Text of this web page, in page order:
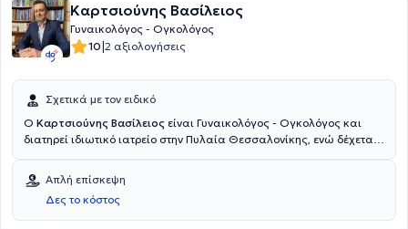
Καρτσιούνης Βασίλειος
Γυναικολόγος - Ογκολόγος
10|2 αξιολογήσεις
Σχετικά με τον ειδικό
Ο Καρτσιούνης Βασίλειος είναι Γυναικολόγος - Ογκολόγος και
διατηρεί ιδιωτικό ιατρείο στην Πυλαία Θεσσαλονίκης, ενώ δέχεται
ΙΑΣΩ. Είναι απόφοιτος και υποψήφιος Διδάκτωρ της Ιατρικής
Σχολής του Αριστοτελείου Πανεπιστημίου Θεσσαλονίκης και
Ακαδημαϊκός υπότροφος της Γ’ Μαιευτικής – Γυναικολογικής
Κλινικής του Γενικού Νοσοκομείου Θεσσαλονίκης "Ιπποκράτειο".
Απλή επίσκεψη
Δες το κόστος